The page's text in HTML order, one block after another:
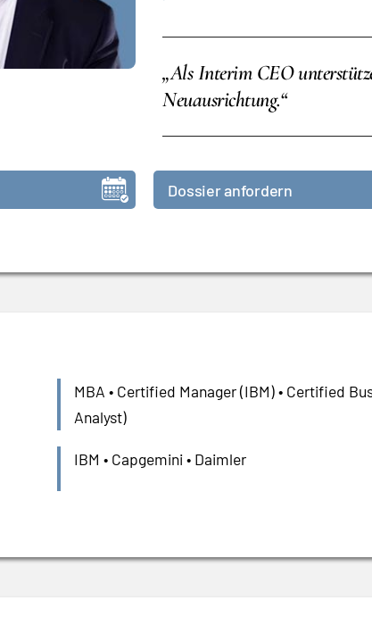
„Als Interim CEO
Neuausrichtung.“
Dossier anfordern
MBA • Certified Manager (IBM) • Certified
Analyst)
IBM • Capgemini • Daimler